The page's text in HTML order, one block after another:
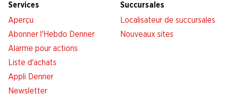
Services
Aperçu
Abonner l'Hebdo Denner
Alarme pour actions
Liste d'achats
Appli Denner
Newsletter
Succursales
Localisateur de succursales
Nouveaux sites